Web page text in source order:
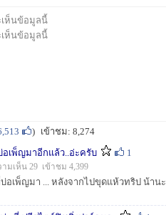
เห็นข้อมูลนี้
เห็นข้อมูลนี้
) เข้าชม: 8,274
เพ็ญมาอีกแล้ว..อ่ะครับ
1
ามเห็น 29 เข้าชม 4,399
อเพ็ญมา ... หลังจากไปขุดแห้วทริป น้านะ